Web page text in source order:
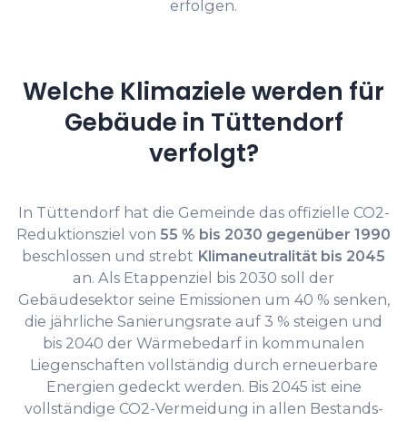
erfolgen.
Welche Klimaziele werden für
Gebäude in Tüttendorf
verfolgt?
In Tüttendorf hat die Gemeinde das offizielle CO2-
Reduktionsziel von 55 % bis 2030 gegenüber 1990
beschlossen und strebt Klimaneutralität bis 2045
an. Als Etappenziel bis 2030 soll der
Gebäudesektor seine Emissionen um 40 % senken,
die jährliche Sanierungsrate auf 3 % steigen und
bis 2040 der Wärmebedarf in kommunalen
Liegenschaften vollständig durch erneuerbare
Energien gedeckt werden. Bis 2045 ist eine
vollständige CO2-Vermeidung in allen Bestands-